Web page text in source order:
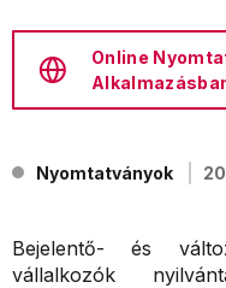
Online
Nyomtatványok
Bejelentő- és
vállalkozók